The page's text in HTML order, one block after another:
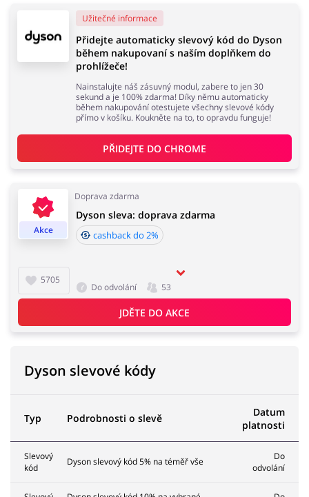
Akce
Doprava zdarma
5705
Dyson sleva: doprava zdarma
cashback do 2%
Do odvolání 53
JDĚTE DO AKCE
Užitečné informace
Přidejte automaticky slevový kód do Dyson
během nakupovaní s naším doplňkem do
prohlížeče!
Nainstalujte náš zásuvný modul, zabere to jen 30
sekund a je 100% zdarma! Díky němu automaticky
během nakupování otestujete všechny slevové kódy
přímo v košíku. Koukněte na to, to opravdu funguje!
PŘIDEJTE DO CHROME
Dyson slevové kódy
Typ Podrobnosti o slevě
Datum
platnosti
Slevový
kód
Dyson slevový kód 5% na téměř vše
Do
odvolání